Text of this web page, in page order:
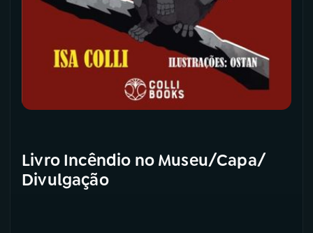
Livro Incêndio no Museu/Capa/
Divulgação